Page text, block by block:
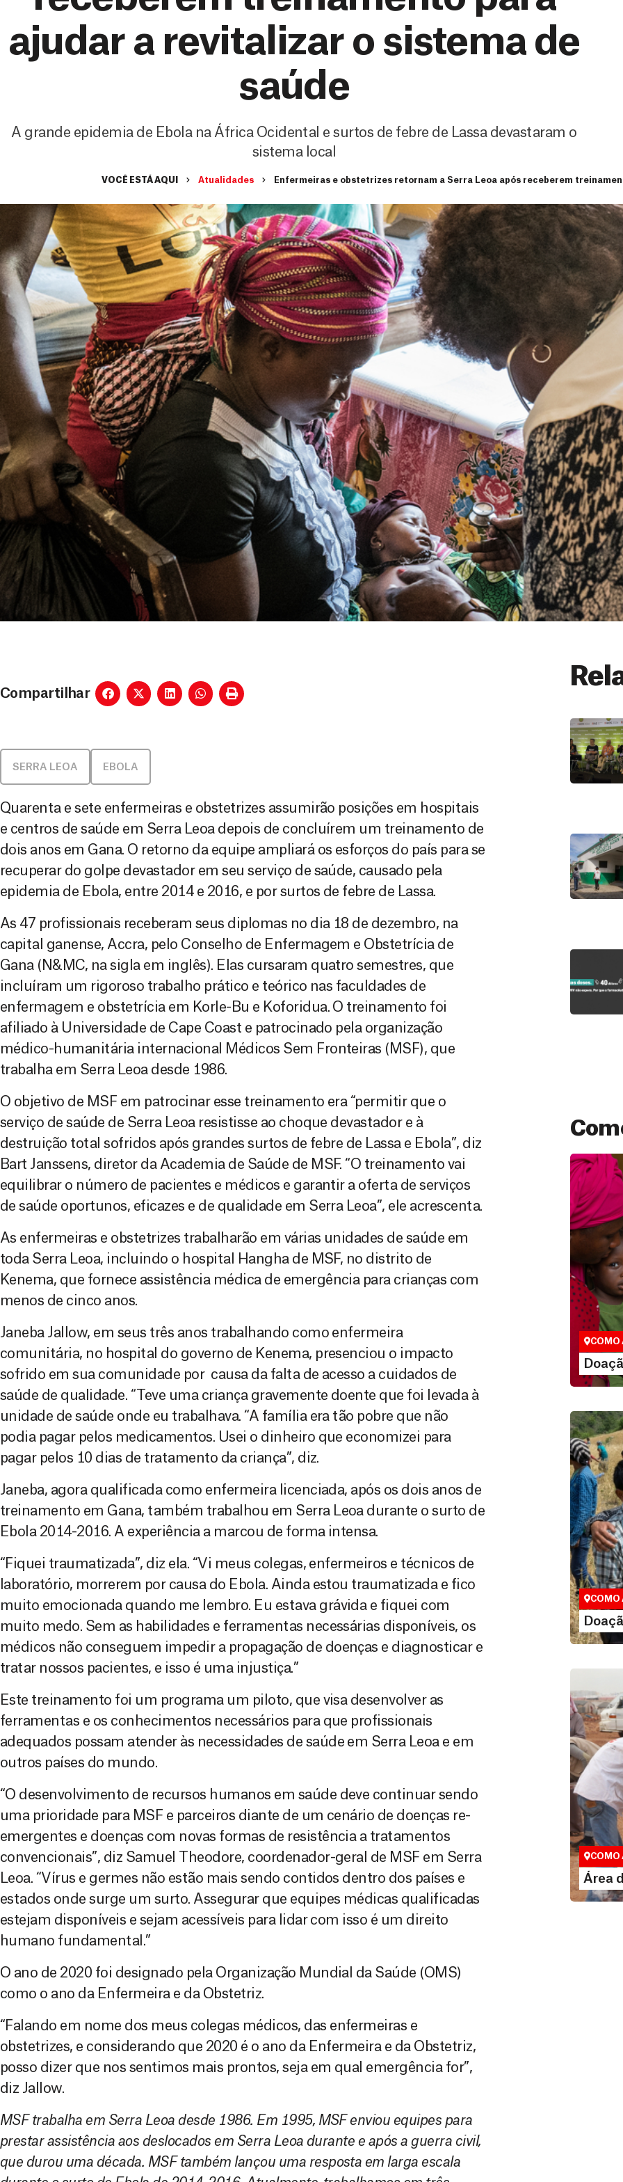
ajudar a revitalizar o sistema de
saúde
A grande epidemia de Ebola na África Ocidental e surtos de febre de Lassa devastaram o
sistema local
VOCÊ ESTÁ AQUI Atualidades Enfermeiras e obstetrizes retornam a Serra Leoa após receberem
Compartilhar
SERRA LEOA EBOLA
Quarenta e sete enfermeiras e obstetrizes assumirão posições em hospitais
e centros de saúde em Serra Leoa depois de concluírem um treinamento de
dois anos em Gana. O retorno da equipe ampliará os esforços do país para se
recuperar do golpe devastador em seu serviço de saúde, causado pela
epidemia de Ebola, entre 2014 e 2016, e por surtos de febre de Lassa.
As 47 profissionais receberam seus diplomas no dia 18 de dezembro, na
capital ganense, Accra, pelo Conselho de Enfermagem e Obstetrícia de
Gana (N&MC, na sigla em inglês). Elas cursaram quatro semestres, que
incluíram um rigoroso trabalho prático e teórico nas faculdades de
enfermagem e obstetrícia em Korle-Bu e Koforidua. O treinamento foi
afiliado à Universidade de Cape Coast e patrocinado pela organização
médico-humanitária internacional Médicos Sem Fronteiras (MSF), que
trabalha em Serra Leoa desde 1986.
O objetivo de MSF em patrocinar esse treinamento era “permitir que o
serviço de saúde de Serra Leoa resistisse ao choque devastador e à
destruição total sofridos após grandes surtos de febre de Lassa e Ebola”, diz
Bart Janssens, diretor da Academia de Saúde de MSF. “O treinamento vai
equilibrar o número de pacientes e médicos e garantir a oferta de serviços
de saúde oportunos, eficazes e de qualidade em Serra Leoa”, ele acrescenta.
As enfermeiras e obstetrizes trabalharão em várias unidades de saúde em
toda Serra Leoa, incluindo o hospital Hangha de MSF, no distrito de
Kenema, que fornece assistência médica de emergência para crianças com
menos de cinco anos.
Janeba Jallow, em seus três anos trabalhando como enfermeira
comunitária, no hospital do governo de Kenema, presenciou o impacto
sofrido em sua comunidade por causa da falta de acesso a cuidados de
saúde de qualidade. “Teve uma criança gravemente doente que foi levada à
unidade de saúde onde eu trabalhava. “A família era tão pobre que não
podia pagar pelos medicamentos. Usei o dinheiro que economizei para
pagar pelos 10 dias de tratamento da criança”, diz.
Janeba, agora qualificada como enfermeira licenciada, após os dois anos de
treinamento em Gana, também trabalhou em Serra Leoa durante o surto de
Ebola 2014-2016. A experiência a marcou de forma intensa.
“Fiquei traumatizada”, diz ela. “Vi meus colegas, enfermeiros e técnicos de
laboratório, morrerem por causa do Ebola. Ainda estou traumatizada e fico
muito emocionada quando me lembro. Eu estava grávida e fiquei com
muito medo. Sem as habilidades e ferramentas necessárias disponíveis, os
médicos não conseguem impedir a propagação de doenças e diagnosticar e
tratar nossos pacientes, e isso é uma injustiça.”
Este treinamento foi um programa um piloto, que visa desenvolver as
ferramentas e os conhecimentos necessários para que profissionais
adequados possam atender às necessidades de saúde em Serra Leoa e em
outros países do mundo.
“O desenvolvimento de recursos humanos em saúde deve continuar sendo
uma prioridade para MSF e parceiros diante de um cenário de doenças re-
emergentes e doenças com novas formas de resistência a tratamentos
convencionais”, diz Samuel Theodore, coordenador-geral de MSF em Serra
Leoa. “Vírus e germes não estão mais sendo contidos dentro dos países e
estados onde surge um surto. Assegurar que equipes médicas qualificadas
estejam disponíveis e sejam acessíveis para lidar com isso é um direito
humano fundamental.”
O ano de 2020 foi designado pela Organização Mundial da Saúde (OMS)
como o ano da Enfermeira e da Obstetriz.
“Falando em nome dos meus colegas médicos, das enfermeiras e
obstetrizes, e considerando que 2020 é o ano da Enfermeira e da Obstetriz,
posso dizer que nos sentimos mais prontos, seja em qual emergência for”,
diz Jallow.
MSF trabalha em Serra Leoa desde 1986. Em 1995, MSF enviou equipes para
prestar assistência aos deslocados em Serra Leoa durante e após a guerra civil,
que durou uma década. MSF também lançou uma resposta em larga escala
Doação
São as
que nos
vidas em
COMO
Você
maneiras,
valor que
COMO
Área
Espaço
COMO
Área